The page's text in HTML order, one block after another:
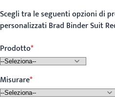
Scegli tra le seguenti opzioni di
personalizzati Brad Binder Suit
Prodotto
Misurare